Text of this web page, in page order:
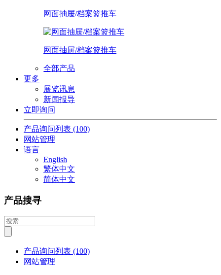
网面抽屉/档案篮推车
网面抽屉/档案篮推车
全部产品
更多
展览讯息
新闻报导
立即询问
产品询问列表 (100)
网站管理
语言
English
繁体中文
简体中文
产品搜寻
产品询问列表 (100)
网站管理